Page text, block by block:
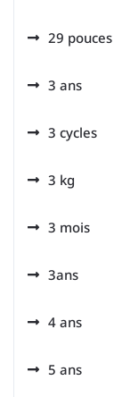
29 pouces
3 ans
3 cycles
3 kg
3 mois
3ans
4 ans
5 ans